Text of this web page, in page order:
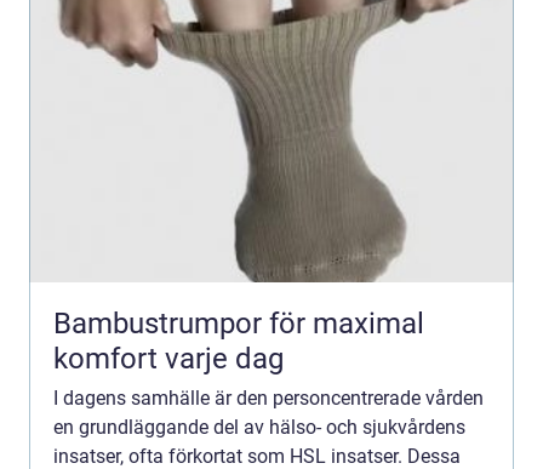
Bambustrumpor för maximal
komfort varje dag
I dagens samhälle är den personcentrerade vården
en grundläggande del av hälso- och sjukvårdens
insatser, ofta förkortat som HSL insatser. Dessa